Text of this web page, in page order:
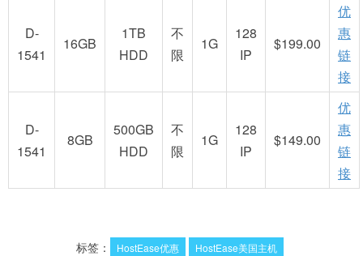
D-
1541
16GB
1TB
HDD
不
限
1G
128
IP
$199.00
优
惠
链
接
D-
1541
8GB
500GB
HDD
不
限
1G
128
IP
$149.00
优
惠
链
接
标签： HostEase优惠 HostEase美国主机